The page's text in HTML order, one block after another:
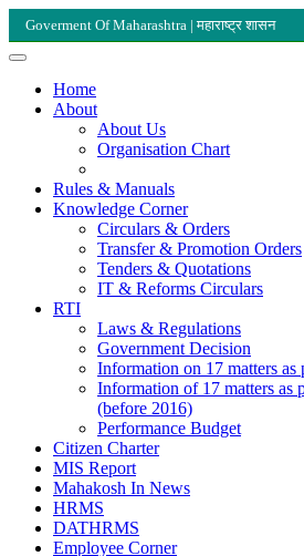
Goverment Of Maharashtra | महाराष्ट्र शासन
Home
About
About Us
Organisation Chart
Rules & Manuals
Knowledge Corner
Circulars & Orders
Transfer & Promotion Orders
Tenders & Quotations
IT & Reforms Circulars
RTI
Laws & Regulations
Government Decision
Information on 17 matters
Information of 17 matters as
(before 2016)
Performance Budget
Citizen Charter
MIS Report
Mahakosh In News
HRMS
DATHRMS
Employee Corner